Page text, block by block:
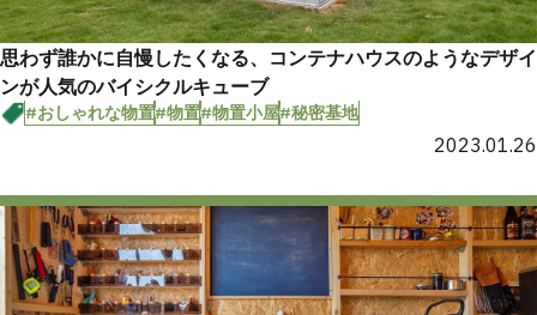
思わず誰かに自慢したくなる、コンテナハウスのようなデザイ
ンが人気のバイシクルキューブ
#おしゃれな物置#物置#物置小屋#秘密基地
2023.01.26